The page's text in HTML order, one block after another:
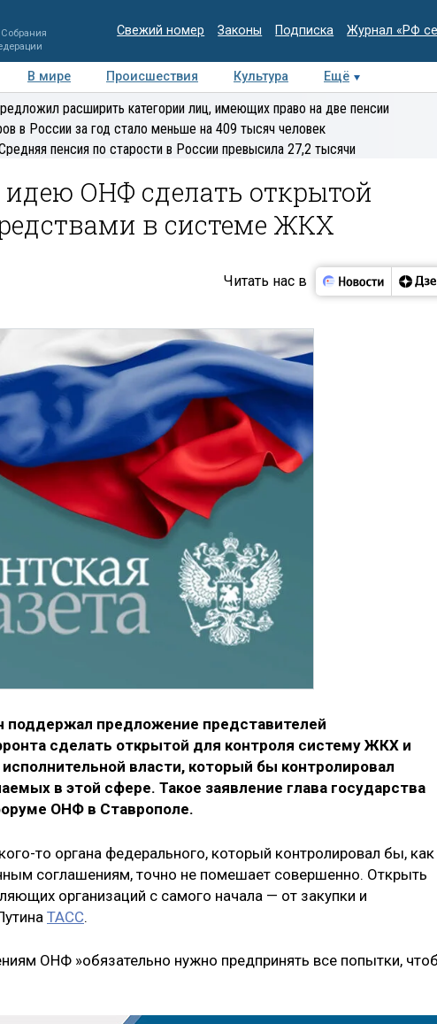
Свежий номер Законы Подписка Журнал «РФ
В мире Происшествия Культура
Ещё
Медиацентр Интервью Колумнисты
расширить категории лиц, имеющих право на две пенсии
в России за год стало меньше на 409 тысяч человек
пенсия по старости в России превысила 27,2 тысячи
ОНФ сделать открытой
в системе ЖКХ
Читать нас в
предложение представителей
сделать открытой для контроля систему ЖКХ и
власти, который бы контролировал
в этой сфере. Такое заявление глава государства
ОНФ в Ставрополе.
то органа федерального, который контролировал бы, как
соглашениям, точно не помешает совершенно. Открыть
организаций с самого начала — от закупки и
ТАСС.
ОНФ »обязательно нужно предпринять все попытки,